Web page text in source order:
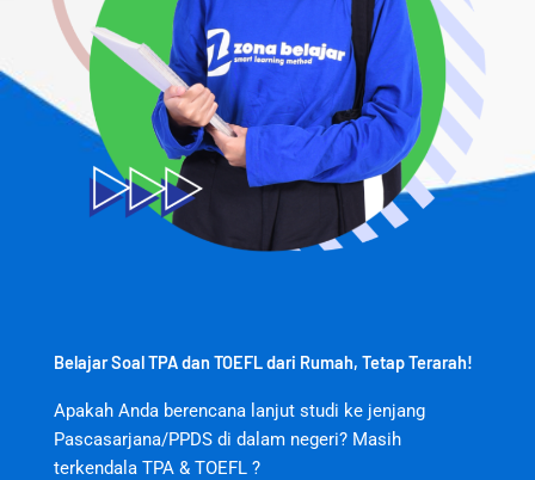
Belajar Soal TPA dan TOEFL dari Rumah, Tetap Terarah!
Apakah Anda berencana lanjut studi ke jenjang
Pascasarjana/PPDS di dalam negeri? Masih
terkendala TPA & TOEFL ?